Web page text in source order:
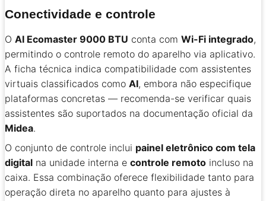
Conectividade e controle
O AI Ecomaster 9000 BTU conta com Wi-Fi integrado,
permitindo o controle remoto do aparelho via aplicativo.
A ficha técnica indica compatibilidade com assistentes
virtuais classificados como AI, embora não especifique
plataformas concretas — recomenda-se verificar quais
assistentes são suportados na documentação oficial da
Midea.
O conjunto de controle inclui painel eletrônico com tela
digital na unidade interna e controle remoto incluso na
caixa. Essa combinação oferece flexibilidade tanto para
operação direta no aparelho quanto para ajustes à